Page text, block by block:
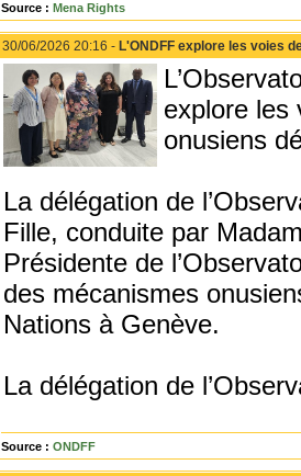
Source : Mena Rights
30/06/2026 20:16 - L'ONDFF explore les voies
explore les
onusiens
La délégation de
Fille, conduite par
Présidente de
des mécanismes
Nations à Genève.
La délégation de
Source : ONDFF